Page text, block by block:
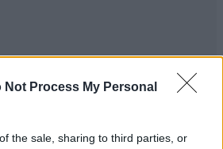
Not Process My Personal
the sale, sharing to third parties, or